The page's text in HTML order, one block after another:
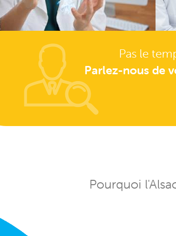
Pas le
Parlez-nous de
Pourquoi